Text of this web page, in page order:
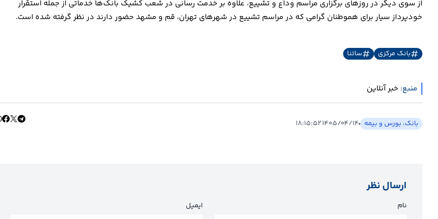
از سوی دیگر در روزهای برگزاری مراسم وداع و تشییع، علاوه بر خدمت رسانی در شعب کشیک بانک‌ها خدماتی از جمله استقرار
خودپرداز سیار برای هموطنان گرامی که در مراسم تشییع در شهرهای تهران، قم و مشهد حضور دارند در نظر گرفته شده است.
بانک مرکزی ساتنا
منبع: خبر آنلاین
بانک، بورس و بیمه ۱۴۰۵/۰۴/۱۴ ۱۸:۱۵:۵۲
ارسال نظر
نام ایمیل